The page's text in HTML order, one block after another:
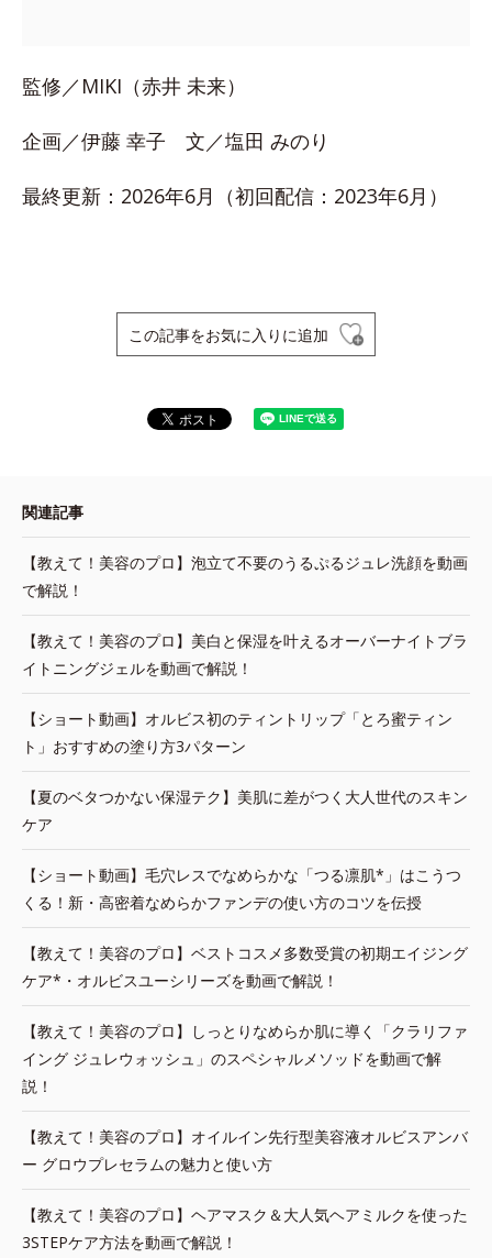
監修／MIKI（赤井 未来）
企画／伊藤 幸子 文／塩田 みのり
最終更新：2026年6月（初回配信：2023年6月）
この記事をお気に入りに追加
関連記事
【教えて！美容のプロ】泡立て不要のうるぷるジュレ洗顔を動画
で解説！
【教えて！美容のプロ】美白と保湿を叶えるオーバーナイトブラ
イトニングジェルを動画で解説！
【ショート動画】オルビス初のティントリップ「とろ蜜ティン
ト」おすすめの塗り方3パターン
【夏のベタつかない保湿テク】美肌に差がつく大人世代のスキン
ケア
【ショート動画】毛穴レスでなめらかな「つる凛肌*」はこうつ
くる！新・高密着なめらかファンデの使い方のコツを伝授
【教えて！美容のプロ】ベストコスメ多数受賞の初期エイジング
ケア*・オルビスユーシリーズを動画で解説！
【教えて！美容のプロ】しっとりなめらか肌に導く「クラリファ
イング ジュレウォッシュ」のスペシャルメソッドを動画で解
説！
【教えて！美容のプロ】オイルイン先行型美容液オルビスアンバ
ー グロウプレセラムの魅力と使い方
【教えて！美容のプロ】ヘアマスク＆大人気ヘアミルクを使った
3STEPケア方法を動画で解説！